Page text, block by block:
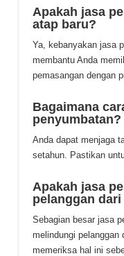
Apakah jasa
atap baru?
Ya, kebanyakan jasa
membantu Anda
pemasangan dengan
Bagaimana
penyumbatan?
Anda dapat menjaga
setahun. Pastikan
Apakah jasa
pelanggan
Sebagian besar jasa
melindungi
memeriksa hal ini